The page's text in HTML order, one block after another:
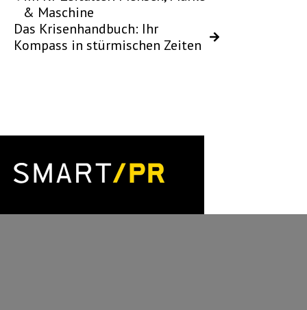
& Maschine
Das Krisenhandbuch: Ihr
Kompass in stürmischen Zeiten